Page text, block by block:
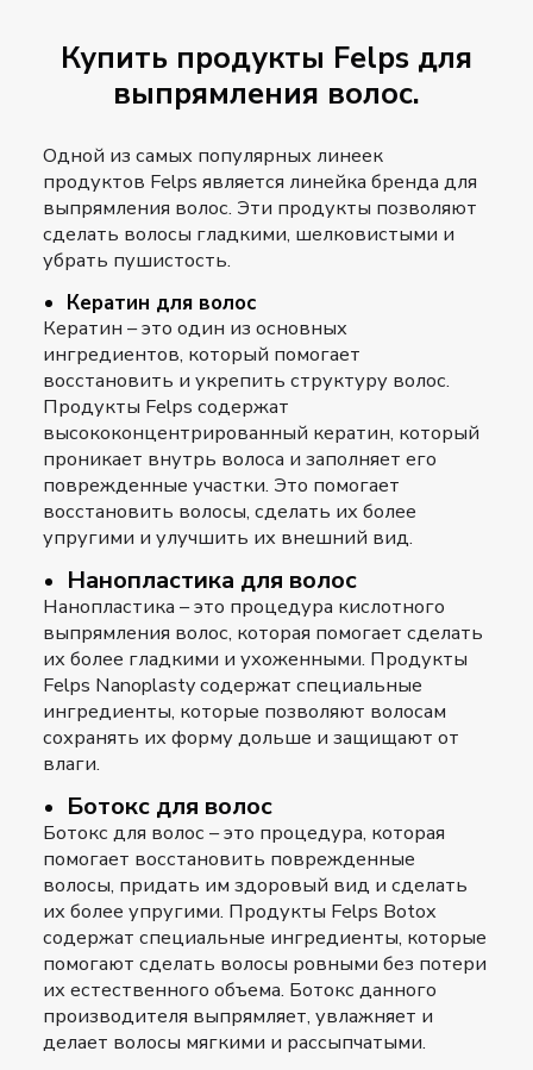
Купить продукты Felps для
выпрямления волос.
Одной из самых популярных линеек
продуктов Felps является линейка бренда для
выпрямления волос. Эти продукты позволяют
сделать волосы гладкими, шелковистыми и
убрать пушистость.
Кератин для волос
Кератин – это один из основных
ингредиентов, который помогает
восстановить и укрепить структуру волос.
Продукты Felps содержат
высококонцентрированный кератин, который
проникает внутрь волоса и заполняет его
поврежденные участки. Это помогает
восстановить волосы, сделать их более
упругими и улучшить их внешний вид.
Нанопластика для волос
Нанопластика – это процедура кислотного
выпрямления волос, которая помогает сделать
их более гладкими и ухоженными. Продукты
Felps Nanoplasty содержат специальные
ингредиенты, которые позволяют волосам
сохранять их форму дольше и защищают от
влаги.
Ботокс для волос
Ботокс для волос – это процедура, которая
помогает восстановить поврежденные
волосы, придать им здоровый вид и сделать
их более упругими. Продукты Felps Botox
содержат специальные ингредиенты, которые
помогают сделать волосы ровными без потери
их естественного объема. Ботокс данного
производителя выпрямляет, увлажняет и
делает волосы мягкими и рассыпчатыми.